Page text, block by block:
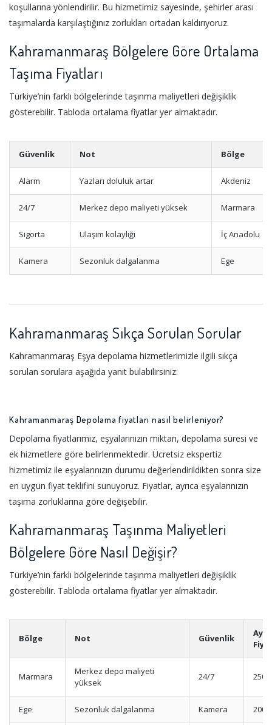
koşullarına yönlendirilir. Bu hizmetimiz sayesinde, şehirler arası
taşımalarda karşılaştığınız zorlukları ortadan kaldırıyoruz.
Kahramanmaraş Bölgelere Göre Ortalama
Taşıma Fiyatları
Türkiye’nin farklı bölgelerinde taşınma maliyetleri değişiklik
gösterebilir. Tabloda ortalama fiyatlar yer almaktadır.
Güvenlik Not Bölge
Alarm Yazları doluluk artar Akdeniz
24/7 Merkez depo maliyeti yüksek Marmara
Sigorta Ulaşım kolaylığı İç Anadolu
Kamera Sezonluk dalgalanma Ege
Kahramanmaraş Sıkça Sorulan Sorular
Kahramanmaraş Eşya depolama hizmetlerimizle ilgili sıkça
sorulan sorulara aşağıda yanıt bulabilirsiniz:
Kahramanmaraş Depolama fiyatları nasıl belirleniyor?
Depolama fiyatlarımız, eşyalarınızın miktarı, depolama süresi ve
ek hizmetlere göre belirlenmektedir. Ücretsiz ekspertiz
hizmetimiz ile eşyalarınızın durumu değerlendirildikten sonra size
en uygun fiyat teklifini sunuyoruz. Fiyatlar, ayrıca eşyalarınızın
taşıma zorluklarına göre değişebilir.
Kahramanmaraş Taşınma Maliyetleri
Bölgelere Göre Nasıl Değişir?
Türkiye’nin farklı bölgelerinde taşınma maliyetleri değişiklik
gösterebilir. Tabloda ortalama fiyatlar yer almaktadır.
Bölge Not Güvenlik
Marmara
Merkez depo maliyeti
yüksek
24/7
Ege Sezonluk dalgalanma Kamera